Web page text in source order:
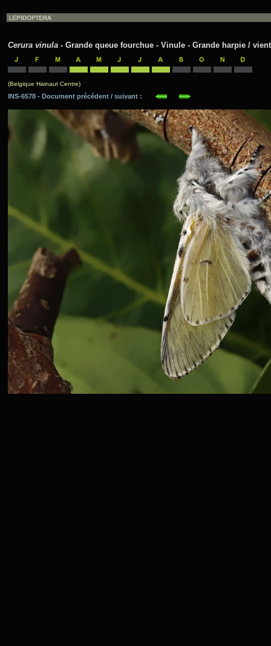
Cerura vinula - Grande queue fourchue - Vinule - Grande harpie /
(Belgique Hainaut Centre)
INS-6578 - Document précédent / suivant :